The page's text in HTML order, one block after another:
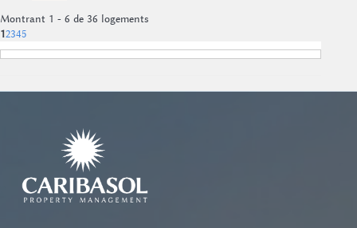
Montrant 1 - 6 de 36 logements
12345